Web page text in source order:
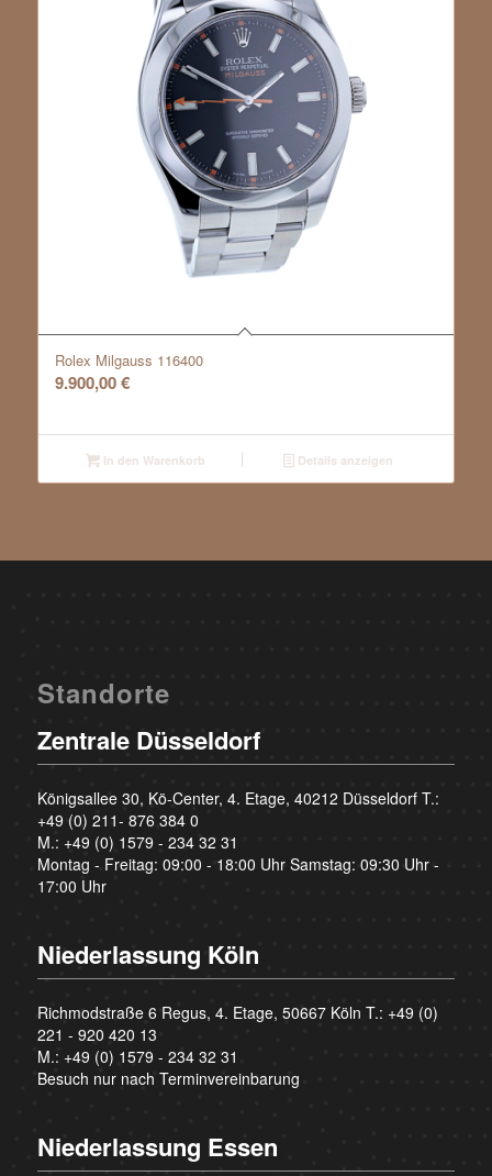
Rolex Milgauss 116400
9.900,00€
In den Warenkorb Details anzeigen
Standorte
Zentrale Düsseldorf
Königsallee 30, Kö-Center, 4. Etage, 40212 Düsseldorf T.:
+49 (0) 211- 876 384 0
M.: +49 (0) 1579 - 234 32 31
Montag - Freitag: 09:00 - 18:00 Uhr Samstag: 09:30 Uhr -
17:00 Uhr
Niederlassung Köln
Richmodstraße 6 Regus, 4. Etage, 50667 Köln T.: +49 (0)
221 - 920 420 13
M.: +49 (0) 1579 - 234 32 31
Besuch nur nach Terminvereinbarung
Niederlassung Essen